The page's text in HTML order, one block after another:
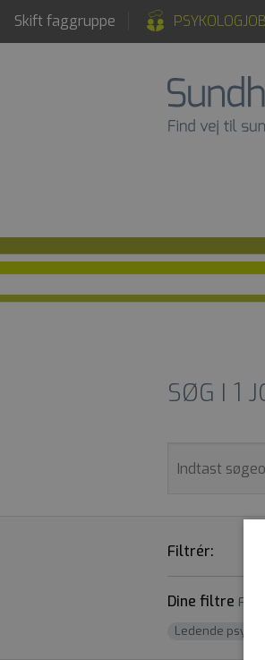
Skift faggruppe PSYKOLOGJOB
SØG I 1
Filtrér:
Dine filtre Fjern
Ledende